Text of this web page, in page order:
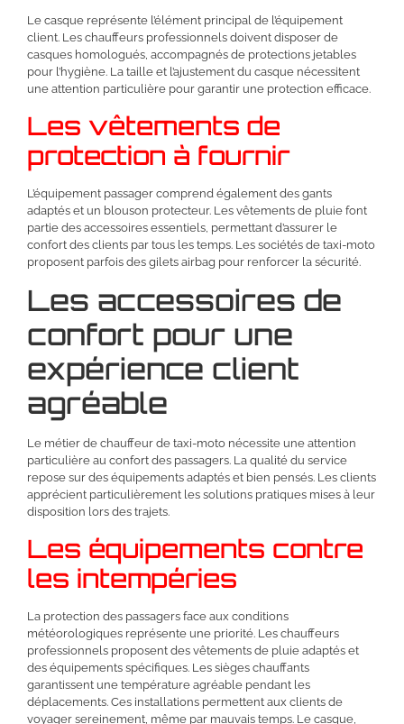
Le casque représente l’élément principal de l’équipement
client. Les chauffeurs professionnels doivent disposer de
casques homologués, accompagnés de protections jetables
pour l’hygiène. La taille et l’ajustement du casque nécessitent
une attention particulière pour garantir une protection efficace.
Les vêtements de
protection à fournir
L’équipement passager comprend également des gants
adaptés et un blouson protecteur. Les vêtements de pluie font
partie des accessoires essentiels, permettant d’assurer le
confort des clients par tous les temps. Les sociétés de taxi-moto
proposent parfois des gilets airbag pour renforcer la sécurité.
Les accessoires de
confort pour une
expérience client
agréable
Le métier de chauffeur de taxi-moto nécessite une attention
particulière au confort des passagers. La qualité du service
repose sur des équipements adaptés et bien pensés. Les clients
apprécient particulièrement les solutions pratiques mises à leur
disposition lors des trajets.
Les équipements contre
les intempéries
La protection des passagers face aux conditions
météorologiques représente une priorité. Les chauffeurs
professionnels proposent des vêtements de pluie adaptés et
des équipements spécifiques. Les sièges chauffants
garantissent une température agréable pendant les
déplacements. Ces installations permettent aux clients de
voyager sereinement, même par mauvais temps. Le casque,